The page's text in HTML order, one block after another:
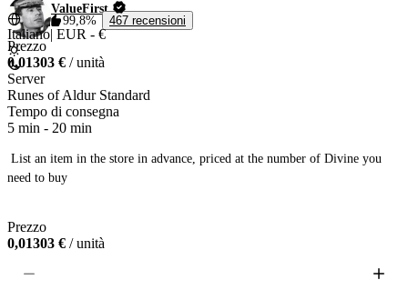
Italiano| EUR - €
ValueFirst
99,8%
467 recensioni
Prezzo
0,01303 € / unità
Server
Runes of Aldur Standard
Tempo di consegna
5 min - 20 min
List an item in the store in advance, priced at the number of Divine you
need to buy
Prezzo
0,01303 € / unità